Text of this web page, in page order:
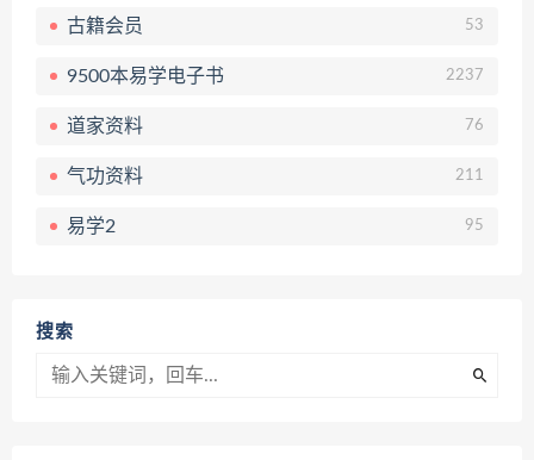
古籍会员 53
9500本易学电子书 2237
道家资料 76
气功资料 211
易学2 95
搜索